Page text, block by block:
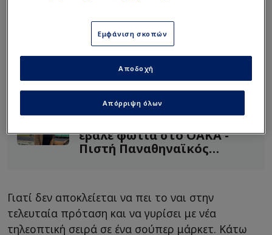
Διαβάστε επίσης...
Τιμή ΣΟΚ! Πόσο κοστίζει το
jacket που φορούσε ο
Κέντρικ Ναν στο ΟΑΚΑ
(ΦΩΤΟ)
έβαλε φωτιά στο ΟΑΚΑ -
Πιστή Παναθηναϊκός
Γιατί δεν αποκλείεται να πει το ναι στην
τελευταία πρόταση και να γυρίσει με νέα
τηλεοπτική σειρά σε ένα σούπερ μάρκετ. Κάτω
Εμφάνιση σκοπών
Απόρριψη όλων
Αποδοχή